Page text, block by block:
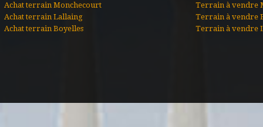
Achat terrain Monchecourt
Achat terrain Lallaing
Achat terrain Boyelles
Terrain à vendre
Terrain à vendre
Terrain à vendre